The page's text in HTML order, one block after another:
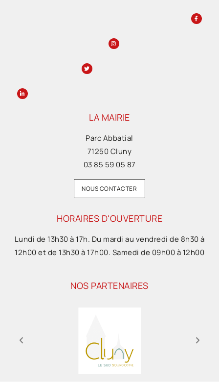
LA MAIRIE
Parc Abbatial
71250 Cluny
03 85 59 05 87
NOUS CONTACTER
HORAIRES D'OUVERTURE
Lundi de 13h30 à 17h. Du mardi au vendredi de 8h30 à
12h00 et de 13h30 à 17h00. Samedi de 09h00 à 12h00
NOS PARTENAIRES